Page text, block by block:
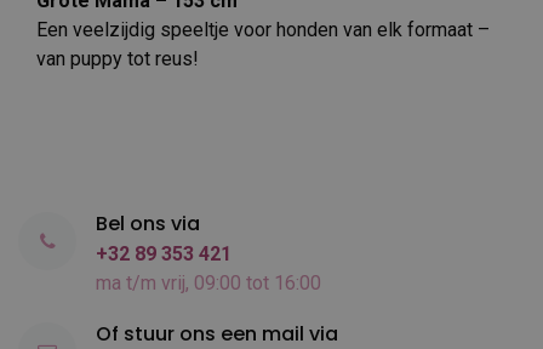
Een veelzijdig speeltje voor honden van elk formaat –
van puppy tot reus!
Bel ons via
+32 89 353 421
ma t/m vrij, 09:00 tot 16:00
Of stuur ons een mail via